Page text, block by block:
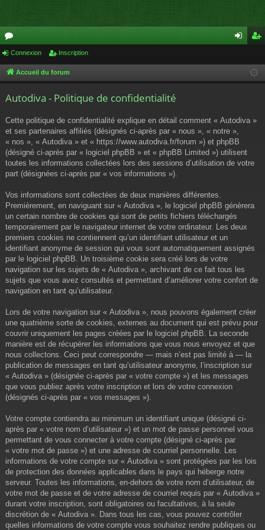
or
u cri
Connexion Inscription
Accueil du forum
Autodiva - Politique de confidentialité
Cette politique de confidentialité explique en détail comment « Autodiva »
et ses partenaires affiliés (désignés ci-après par « nous », « notre »,
« nos », « Autodiva » et « https://www.autodiva.fr/forum ») et phpBB
(désigné ci-après par « logiciel phpBB » et « phpBB Limited ») utilisent
toutes les informations collectées lors des sessions d’utilisation de votre
part (désignées ci-après par « vos informations »).
Vos informations sont collectées de deux manières différentes.
Premièrement, en naviguant sur « Autodiva », le logiciel phpBB génèrera
un certain nombre de cookies qui sont de petits fichiers téléchargés
temporairement par le navigateur internet de votre ordinateur. Les deux
premiers cookies ne contiennent qu’un identifiant utilisateur et un
identifiant anonyme de session qui vous sont automatiquement assignés
par le logiciel phpBB. Un troisième cookie sera créé lors de votre
navigation sur les sujets de « Autodiva », archivant de ce fait tous les
sujets que vous avez consultés et permettant d’améliorer votre confort de
navigation en tant qu’utilisateur.
Lors de votre navigation sur « Autodiva », nous pouvons également créer
une quatrième sorte de cookies, externes au document qui est prévu pour
couvrir uniquement les pages créées par le logiciel phpBB. La seconde
manière est de récupérer les informations que vous nous envoyez et que
nous collectons. Ceci peut correspondre — mais n’est pas limité à — la
publication de messages en tant qu’utilisateur anonyme, l’inscription sur
« Autodiva » (désignée ci-après par « votre compte ») et les messages
que vous publiez après votre inscription et lors de votre connexion
(désignés ci-après par « vos messages »).
Votre compte contiendra au minimum un identifiant unique (désigné ci-
après par « votre nom d’utilisateur ») et un mot de passe personnel vous
permettant de vous connecter à votre compte (désigné ci-après par
« votre mot de passe ») et une adresse de courriel personnelle. Les
informations de votre compte sur « Autodiva » sont protégées par les lois
de protection des données applicables dans le pays qui héberge notre
serveur. Toutes les informations, en-dehors de votre nom d’utilisateur, de
votre mot de passe et de votre adresse de courriel requis par « Autodiva »
durant votre inscription, sont obligatoires ou facultatives, à la seule
discrétion de « Autodiva ». Dans tous les cas, vous pouvez contrôler
quelles informations de votre compte vous souhaitez rendre publiques ou